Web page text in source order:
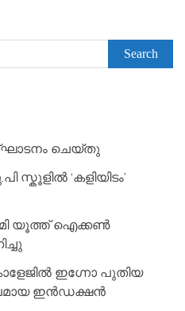
ചെയ്തു
സ്കൂ‌ളിൽ ‘കളിയിടം’
യൂത്ത് ഐക്കൺ
ഇഗ്നോ പുതിയ
ഇൻഡക്ഷൻ